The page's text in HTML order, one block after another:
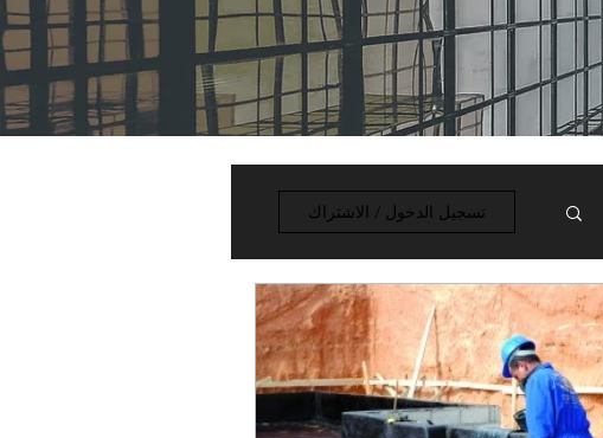
تسجيل الدخول / الاشتراك